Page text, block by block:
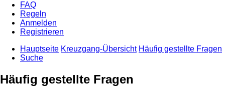
FAQ
Regeln
Anmelden
Registrieren
Hauptseite Kreuzgang-Übersicht Häufig gestellte Fragen
Suche
Häufig gestellte Fragen